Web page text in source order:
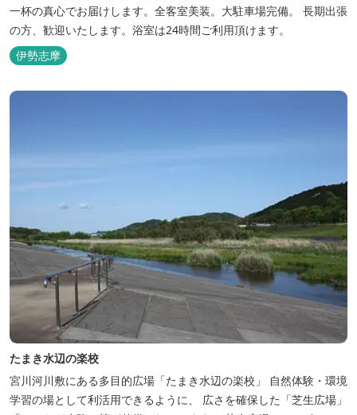
一杯の真心でお届けします。全客室美装。大駐車場完備。 長期出張
の方、歓迎いたします。浴室は24時間ご利用頂けます。
伊勢志摩
たまき水辺の楽校
宮川河川敷にある多目的広場「たまき水辺の楽校」 自然体験・環境
学習の場として利活用できるように、 広さを確保した「芝生広場」